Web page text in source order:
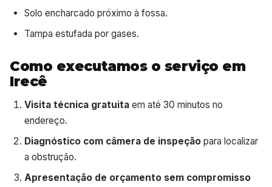
Solo encharcado próximo à fossa.
Tampa estufada por gases.
Como executamos o serviço em
Irecê
Visita técnica gratuita em até 30 minutos no
endereço.
Diagnóstico com câmera de inspeção para localizar
a obstrução.
Apresentação de orçamento sem compromisso